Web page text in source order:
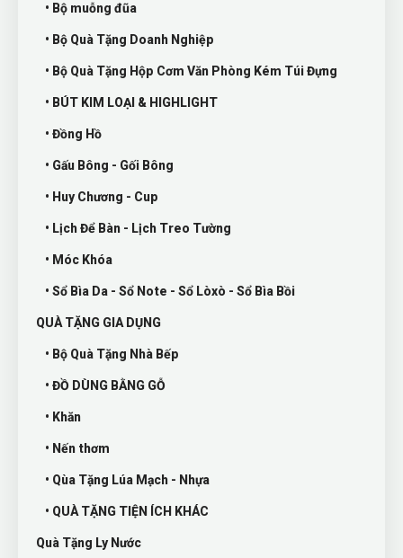
• Bộ muỗng đũa
• Bộ Quà Tặng Doanh Nghiệp
• Bộ Quà Tặng Hộp Cơm Văn Phòng Kém Túi Đựng
• BÚT KIM LOẠI & HIGHLIGHT
• Đồng Hồ
• Gấu Bông - Gối Bông
• Huy Chương - Cup
• Lịch Để Bàn - Lịch Treo Tường
• Móc Khóa
• Sổ Bìa Da - Sổ Note - Sổ Lòxò - Sổ Bìa Bồi
QUÀ TẶNG GIA DỤNG
• Bộ Quà Tặng Nhà Bếp
• ĐỒ DÙNG BẰNG GỖ
• Khăn
• Nến thơm
• Qùa Tặng Lúa Mạch - Nhựa
• QUÀ TẶNG TIỆN ÍCH KHÁC
Quà Tặng Ly Nước